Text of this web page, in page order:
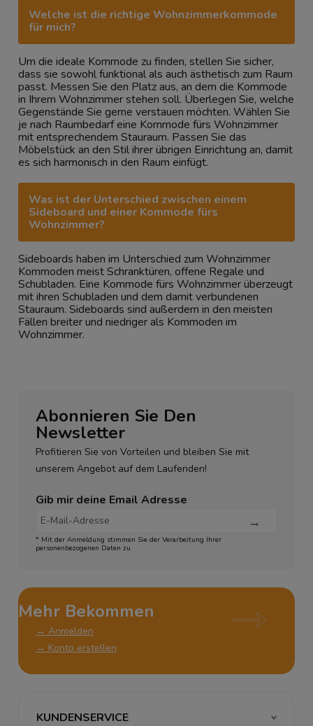
Welche ist die richtige Wohnzimmerkommode
für mich?
Um die ideale Kommode zu finden, stellen Sie sicher,
dass sie sowohl funktional als auch ästhetisch zum Raum
passt. Messen Sie den Platz aus, an dem die Kommode
in Ihrem Wohnzimmer stehen soll. Überlegen Sie, welche
Gegenstände Sie gerne verstauen möchten. Wählen Sie
je nach Raumbedarf eine Kommode fürs Wohnzimmer
mit entsprechendem Stauraum. Passen Sie das
Möbelstück an den Stil ihrer übrigen Einrichtung an, damit
es sich harmonisch in den Raum einfügt.
Was ist der Unterschied zwischen einem
Sideboard und einer Kommode fürs
Wohnzimmer?
Sideboards haben im Unterschied zum Wohnzimmer
Kommoden meist Schranktüren, offene Regale und
Schubladen. Eine Kommode fürs Wohnzimmer überzeugt
mit ihren Schubladen und dem damit verbundenen
Stauraum. Sideboards sind außerdem in den meisten
Fällen breiter und niedriger als Kommoden im
Wohnzimmer.
Abonnieren Sie Den
Newsletter
Profitieren Sie von Vorteilen und bleiben Sie mit
unserem Angebot auf dem Laufenden!
Gib mir deine Email Adresse
* Mit der Anmeldung stimmen Sie der Verarbeitung Ihrer
personenbezogenen Daten zu
Mehr Bekommen
→ Anmelden
→ Konto erstellen
KUNDENSERVICE